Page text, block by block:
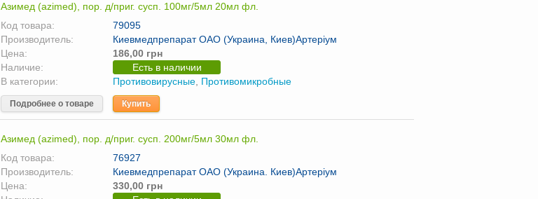
Азимед (azimed), пор. д/приг. сусп. 100мг/5мл 20мл фл.
Код товара:
79095
Производитель:
Киевмедпрепарат ОАО (Украина, Киев)Артеріум
Цена:
186,00 грн
Наличие:
Есть в наличии
В категории:
Противовирусные Противомикробные
Подробнее о товаре Купить
Азимед (azimed), пор. д/приг. сусп. 200мг/5мл 30мл фл.
Код товара:
76927
Производитель:
Киевмедпрепарат ОАО (Украина. Киев)Артеріум
Цена:
330,00 грн